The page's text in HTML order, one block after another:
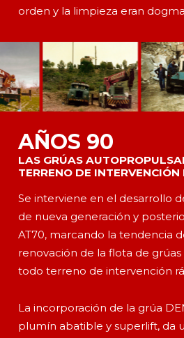
orden y la limpieza eran
AÑOS 90
LAS GRÚAS
TERRENO DE
Se interviene en el desarrollo
de nueva generación y
AT70, marcando la tendencia
renovación de la flota de
todo terreno de intervención
La incorporación de la grúa
plumín abatible y superlift, da